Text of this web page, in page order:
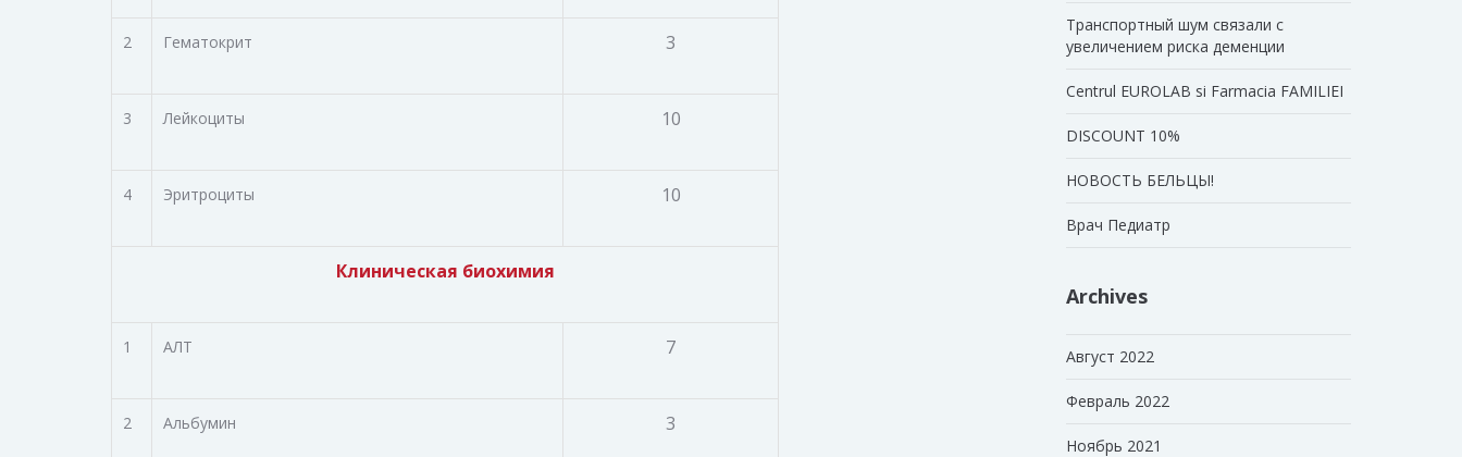
2 Гематокрит 3
3 Лейкоциты 10
4 Эритроциты 10
Клиническая биохимия
1 АЛТ 7
2 Альбумин 3
Транспортный шум связали с
увеличением риска деменции
Centrul EUROLAB si Farmacia FAMILIEI
DISCOUNT 10%
НОВОСТЬ БЕЛЬЦЫ!
Врач Педиатр
Archives
Август 2022
Февраль 2022
Ноябрь 2021